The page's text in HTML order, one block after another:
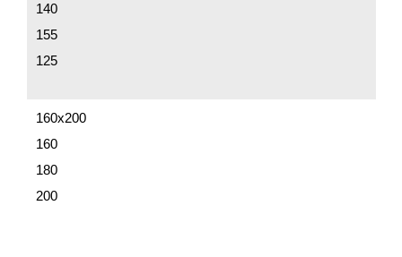
140
155
125
160х200
160
180
200